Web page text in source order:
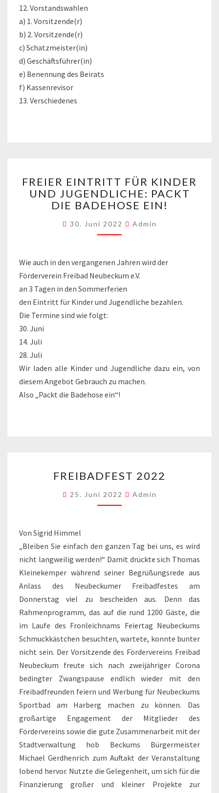
12. Vorstandswahlen
a) 1. Vorsitzende(r)
b) 2. Vorsitzende(r)
c) Schatzmeister(in)
d) Geschäftsführer(in)
e) Benennung des Beirats
f) Kassenrevisor
13. Verschiedenes
EINTRITT
FÜR
KINDER
JUGENDLICHE:
PACKT
EIN!
FREIER EINTRITT FÜR KINDER
UND JUGENDLICHE: PACKT
DIE BADEHOSE EIN!
30. Juni 2022 Admin
Wie auch in den vergangenen Jahren wird der
Förderverein Freibad Neubeckum e.V.
an 3 Tagen in den Sommerferien
den Eintritt für Kinder und Jugendliche bezahlen.
Die Termine sind wie folgt:
30. Juni
14. Juli
28. Juli
Wir laden alle Kinder und Jugendliche dazu ein, von
diesem Angebot Gebrauch zu machen.
Also „Packt die Badehose ein“!
2022
FREIBADFEST 2022
25. Juni 2022 Admin
Von Sigrid Himmel
„Bleiben Sie einfach den ganzen Tag bei uns, es wird
nicht langweilig werden!“ Damit drückte sich Thomas
Kleinekemper während seiner Begrüßungsrede aus
Anlass des Neubeckumer Freibadfestes am
Donnerstag viel zu bescheiden aus. Denn das
Rahmenprogramm, das auf die rund 1200 Gäste, die
im Laufe des Fronleichnams Feiertag Neubeckums
Schmuckkästchen besuchten, wartete, konnte bunter
nicht sein. Der Vorsitzende des Fördervereins Freibad
Neubeckum freute sich nach zweijähriger Corona
bedingter Zwangspause endlich wieder mit den
Freibadfreunden feiern und Werbung für Neubeckums
Sportbad am Harberg machen zu können. Das
großartige Engagement der Mitglieder des
Fördervereins sowie die gute Zusammenarbeit mit der
Stadtverwaltung hob Beckums Bürgermeister
Michael Gerdhenrich zum Auftakt der Veranstaltung
lobend hervor. Nutzte die Gelegenheit, um sich für die
Finanzierung großer und kleiner Projekte zur